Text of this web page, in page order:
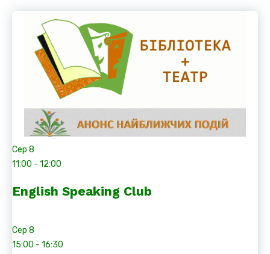
Сер 8
11:00 - 12:00
English Speaking Club
Сер 8
15:00 - 16:30